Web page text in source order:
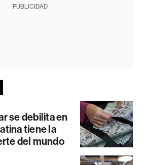
PUBLICIDAD
se debilita en
tiene la
del mundo